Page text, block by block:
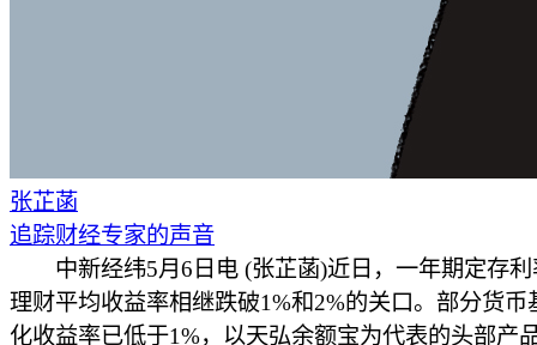
张芷菡
追踪财经专家的声音
中新经纬5月6日电 (张芷菡)近日，一年期定存利
理财平均收益率相继跌破1%和2%的关口。部分货币
化收益率已低于1%，以天弘余额宝为代表的头部产